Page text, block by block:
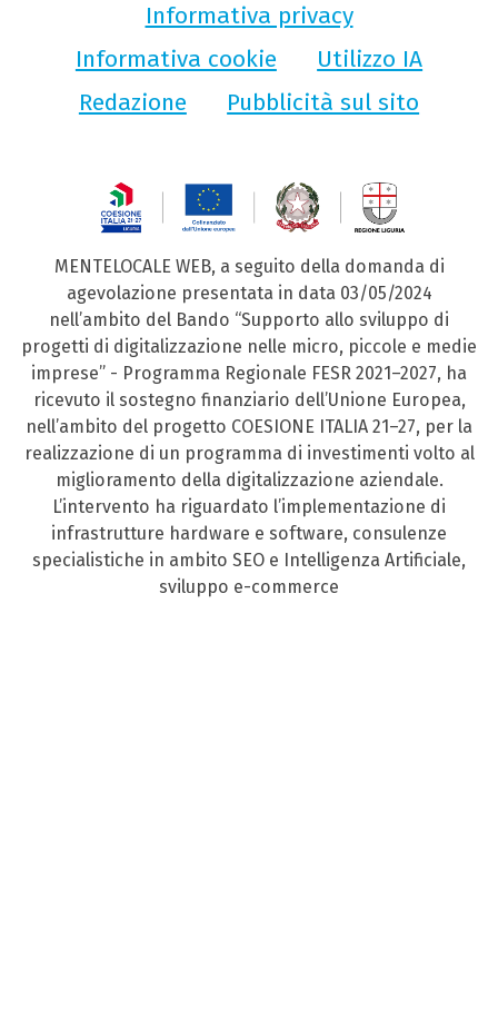
Informativa privacy
Informativa cookie
Utilizzo IA
Redazione
Pubblicità sul sito
MENTELOCALE WEB, a seguito della domanda di
agevolazione presentata in data 03/05/2024
nell’ambito del Bando “Supporto allo sviluppo di
progetti di digitalizzazione nelle micro, piccole e medie
imprese” - Programma Regionale FESR 2021–2027, ha
ricevuto il sostegno finanziario dell’Unione Europea,
nell’ambito del progetto COESIONE ITALIA 21–27, per la
realizzazione di un programma di investimenti volto al
miglioramento della digitalizzazione aziendale.
L’intervento ha riguardato l’implementazione di
infrastrutture hardware e software, consulenze
specialistiche in ambito SEO e Intelligenza Artificiale,
sviluppo e-commerce